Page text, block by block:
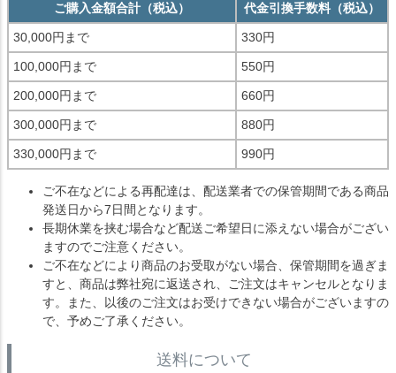
ご購入金額合計（税込） 代金引換手数料（税込）
30,000円まで 330円
100,000円まで 550円
200,000円まで 660円
300,000円まで 880円
330,000円まで 990円
ご不在などによる再配達は、配送業者での保管期間である商品
発送日から7日間となります。
長期休業を挟む場合など配送ご希望日に添えない場合がござい
ますのでご注意ください。
ご不在などにより商品のお受取がない場合、保管期間を過ぎま
すと、商品は弊社宛に返送され、ご注文はキャンセルとなりま
す。また、以後のご注文はお受けできない場合がございますの
で、予めご了承ください。
送料について